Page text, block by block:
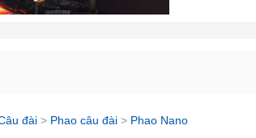
đài > Phao câu đài > Phao Nano